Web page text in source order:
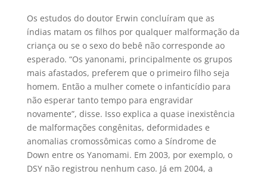
Os estudos do doutor Erwin concluíram que as
índias matam os filhos por qualquer malformação da
criança ou se o sexo do bebê não corresponde ao
esperado. “Os yanonami, principalmente os grupos
mais afastados, preferem que o primeiro filho seja
homem. Então a mulher comete o infanticídio para
não esperar tanto tempo para engravidar
novamente”, disse. Isso explica a quase inexistência
de malformações congênitas, deformidades e
anomalias cromossômicas como a Síndrome de
Down entre os Yanomami. Em 2003, por exemplo, o
DSY não registrou nenhum caso. Já em 2004, a